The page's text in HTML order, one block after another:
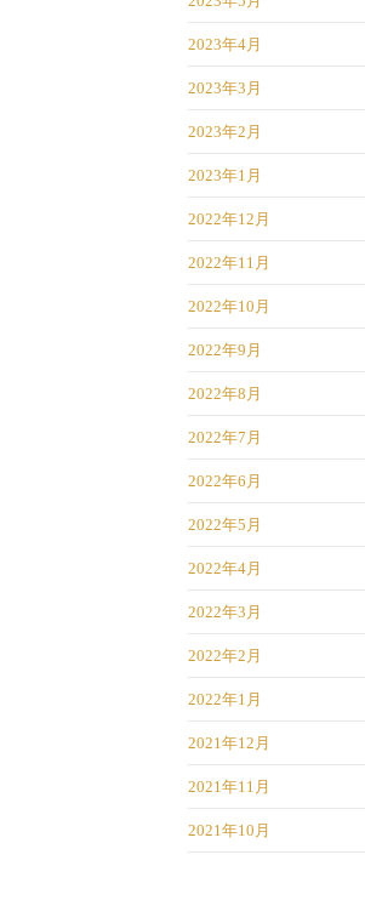
2023年4月
2023年3月
2023年2月
2023年1月
2022年12月
2022年11月
2022年10月
2022年9月
2022年8月
2022年7月
2022年6月
2022年5月
2022年4月
2022年3月
2022年2月
2022年1月
2021年12月
2021年11月
2021年10月